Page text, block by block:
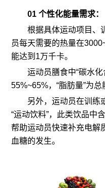
01 个性化能量需求：
根据具体运动项目、
员每天需要的热量在
能达到1万千卡。
运动员膳食中“碳水
55%~65%，“脂肪量”为总
另外，运动员在训练
“运动饮料”，此类饮品中
帮助运动员快速补充电解
血糖的发生。